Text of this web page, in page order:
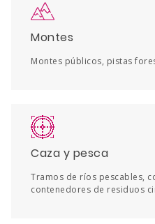
Montes
Montes públicos, pistas
Caza y pesca
Tramos de ríos pescables,
contenedores de residuos